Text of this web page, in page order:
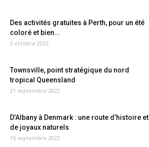
Des activités gratuites à Perth, pour un été
coloré et bien...
5 octobre 2022
Townsville, point stratégique du nord
tropical Queensland
21 septembre 2022
D’Albany à Denmark : une route d’histoire et
de joyaux naturels
15 septembre 2022